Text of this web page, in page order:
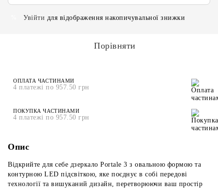
Увійти для відображення накопичувальної знижки
Порівняти
ОПЛАТА ЧАСТИНАМИ
4 платежі по 957.50 грн
ПОКУПКА ЧАСТИНАМИ
4 платежі по 957.50 грн
Опис
Відкрийте для себе дзеркало Portale 3 з овальною формою та
контурною LED підсвіткою, яке поєднує в собі передові
технології та вишуканий дизайн, перетворюючи ваш простір